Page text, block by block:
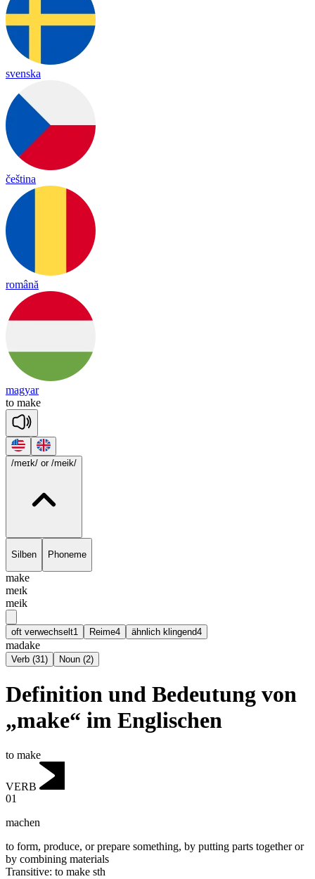
svenska
čeština
română
magyar
to make
/meɪk/ or /meik/
Silben Phoneme
make
meɪk
meik
oft verwechselt1 Reime4 ähnlich klingend4
madake
Verb (31) Noun (2)
Definition und Bedeutung von
„make“ im Englischen
to make
VERB
01
machen
to form, produce, or prepare something, by putting parts together or
by combining materials
Transitive: to make sth